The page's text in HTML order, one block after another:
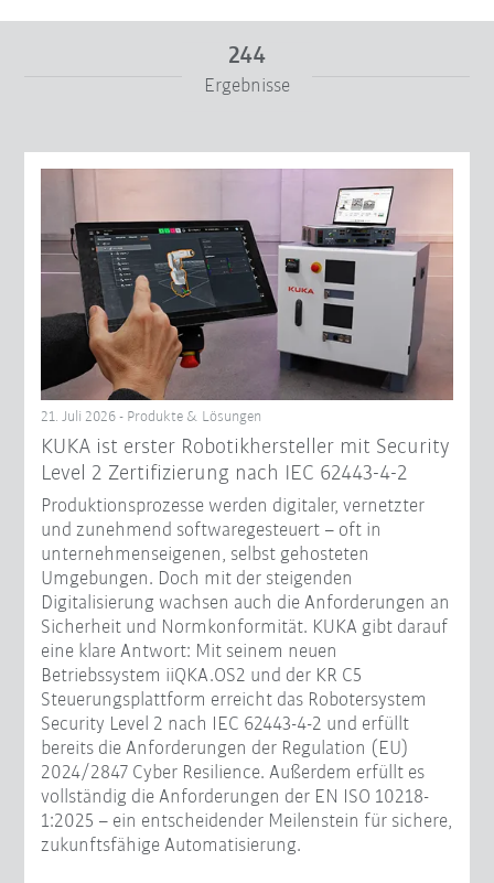
Filter zurücksetzen
244
Ergebnisse
21. Juli 2026 - Produkte & Lösungen
KUKA ist erster Robotikhersteller mit Security
Level 2 Zertifizierung nach IEC 62443-4-2
Produktionsprozesse werden digitaler, vernetzter
und zunehmend softwaregesteuert – oft in
unternehmenseigenen, selbst gehosteten
Umgebungen. Doch mit der steigenden
Digitalisierung wachsen auch die Anforderungen an
Sicherheit und Normkonformität. KUKA gibt darauf
eine klare Antwort: Mit seinem neuen
Betriebssystem iiQKA.OS2 und der KR C5
Steuerungsplattform erreicht das Robotersystem
Security Level 2 nach IEC 62443-4-2 und erfüllt
bereits die Anforderungen der Regulation (EU)
2024/2847 Cyber Resilience. Außerdem erfüllt es
vollständig die Anforderungen der EN ISO 10218-
1:2025 – ein entscheidender Meilenstein für sichere,
zukunftsfähige Automatisierung.